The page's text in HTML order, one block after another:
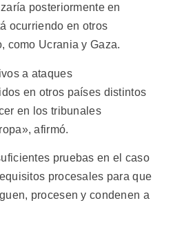
posteriormente en
ocurriendo en otros
como Ucrania y Gaza.
a ataques
en otros países distintos
en los tribunales
afirmó.
pruebas en el caso
procesales para que
procesen y condenen a